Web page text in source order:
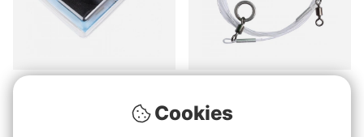
Med Ring 2-pack
Cookies